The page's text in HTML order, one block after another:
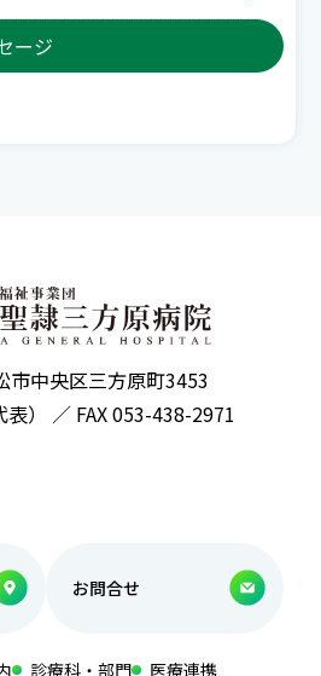
ージ
市中央区三方原町3453
） ／ FAX 053-438-2971
お問合せ
診療科・部門 医療連携